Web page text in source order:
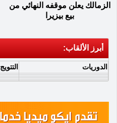
الزمالك يعلن موقفه النهائي من
بيع بيزيرا
أبرز الألقاب:
الدوريات التتويج